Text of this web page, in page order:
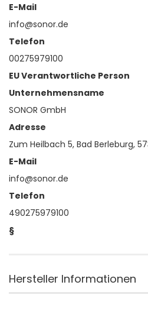
E-Mail
info@sonor.de
Telefon
00275979100
EU Verantwortliche Person
Unternehmensname
SONOR GmbH
Adresse
Zum Heilbach 5, Bad Berleburg,
E-Mail
info@sonor.de
Telefon
490275979100
§
Hersteller Informationen